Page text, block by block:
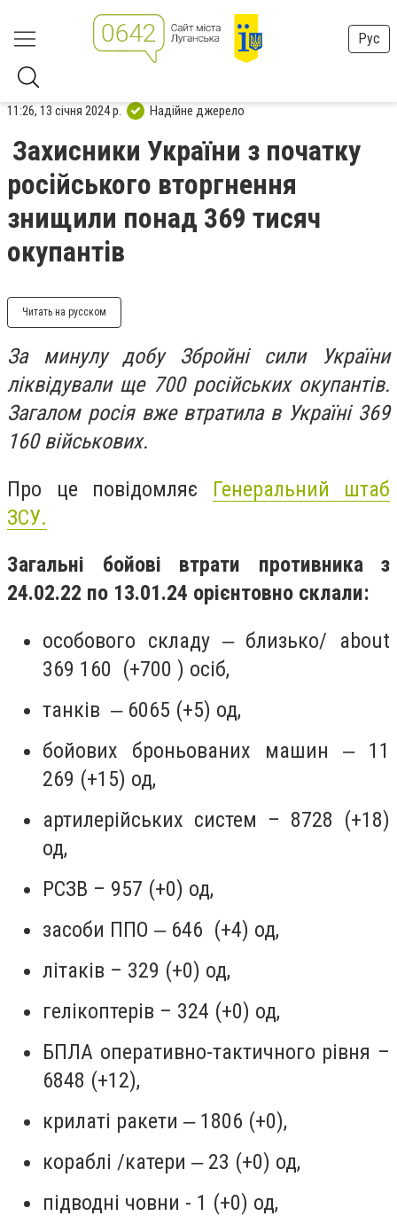
Рус
11:26, 13 січня 2024 р. Надійне джерело
Захисники України з початку
російського вторгнення
знищили понад 369 тисяч
окупантів
Читать на русском
За минулу добу Збройні сили України
ліквідували ще 700 російських окупантів.
Загалом росія вже втратила в Україні 369
160 військових.
Про це повідомляє Генеральний штаб
ЗСУ.
Загальні бойові втрати противника з
24.02.22 по 13.01.24 орієнтовно склали:
особового складу ‒ близько/ about
369 160 (+700 ) осіб,
танків ‒ 6065 (+5) од,
бойових броньованих машин ‒ 11
269 (+15) од,
артилерійських систем – 8728 (+18)
од,
РСЗВ – 957 (+0) од,
засоби ППО ‒ 646 (+4) од,
літаків – 329 (+0) од,
гелікоптерів – 324 (+0) од,
БПЛА оперативно-тактичного рівня –
6848 (+12),
крилаті ракети ‒ 1806 (+0),
кораблі /катери ‒ 23 (+0) од,
підводні човни - 1 (+0) од,